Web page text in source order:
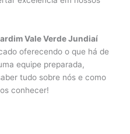
Vale Verde Jundiaí
oferecendo o que há de
equipe preparada,
tudo sobre nós e como
conhecer!